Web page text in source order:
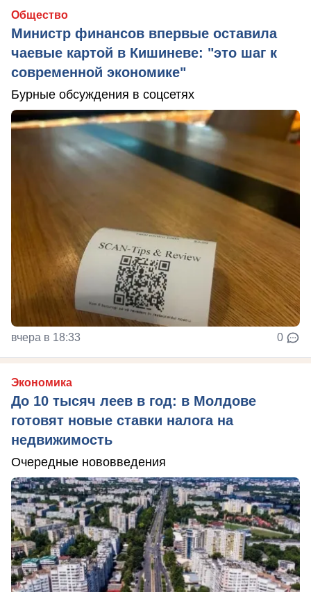
Общество
Министр финансов впервые оставила
чаевые картой в Кишиневе: "это шаг к
современной экономике"
Бурные обсуждения в соцсетях
вчера в 18:33 0
Экономика
До 10 тысяч леев в год: в Молдове
готовят новые ставки налога на
недвижимость
Очередные нововведения